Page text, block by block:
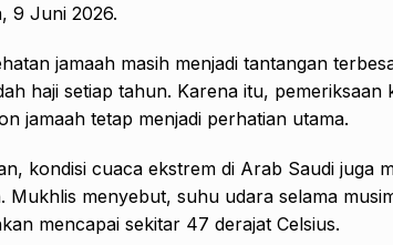
9 Juni 2026.
jamaah masih menjadi tantangan
haji setiap tahun. Karena itu, pemeriksaan
jamaah tetap menjadi perhatian utama.
kondisi cuaca ekstrem di Arab Saudi juga
Mukhlis menyebut, suhu udara selama
mencapai sekitar 47 derajat Celsius.